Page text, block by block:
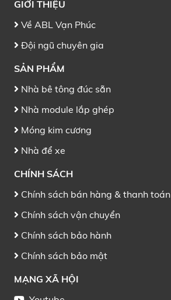
GIỚI THIỆU
Về ABL Vạn Phúc
Đội ngũ chuyên gia
SẢN PHẨM
Nhà bê tông đúc sẵn
Nhà module lắp ghép
Móng kim cương
Nhà để xe
CHÍNH SÁCH
Chính sách bán hàng & thanh toán
Chính sách vận chuyển
Chính sách bảo hành
Chính sách bảo mật
MẠNG XÃ HỘI